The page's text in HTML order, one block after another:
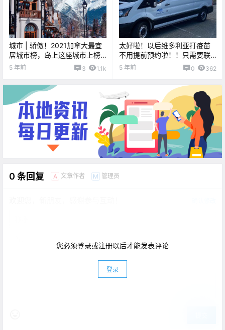
城市 | 骄傲！2021加拿大最宜
居城市榜，岛上这座城市上榜
啦！
5 年前 3 1.1k
太好啦！以后维多利亚打疫苗
不用提前预约啦！！只需要联
系这里。。
5 年前 0 362
0 条回复 A 文章作者 M 管理员
您必须登录或注册以后才能发表评论
登录